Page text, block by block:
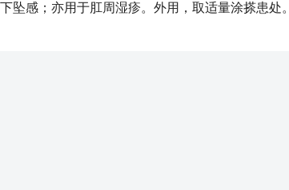
坠感；亦用于肛周湿疹。外用，取适量涂搽患处。